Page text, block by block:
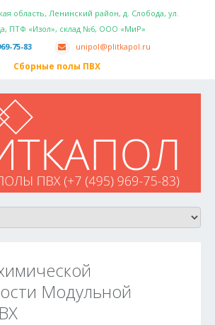
область, Ленинский район, д. Слобода, ул.
ПТФ «Изол», склад №6, ООО «МиР»
75-83
unipol@plitkapol.ru
Сборные полы ПВХ
Модульной